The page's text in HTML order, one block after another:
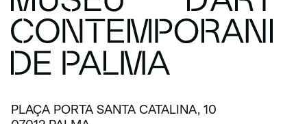
PLAÇA PORTA SANTA CATALINA, 10